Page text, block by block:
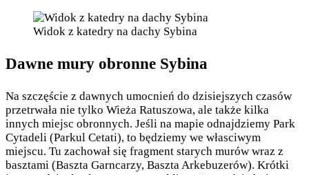
Widok z katedry na dachy Sybina
Dawne mury obronne Sybina
Na szczęście z dawnych umocnień do dzisiejszych czasów
przetrwała nie tylko Wieża Ratuszowa, ale także kilka
innych miejsc obronnych. Jeśli na mapie odnajdziemy Park
Cytadeli (Parkul Cetati), to będziemy we własciwym
miejscu. Tu zachował się fragment starych murów wraz z
basztami (Baszta Garncarzy, Baszta Arkebuzerów). Krótki